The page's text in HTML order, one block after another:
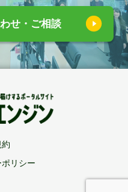
せ・ご相談
リシー